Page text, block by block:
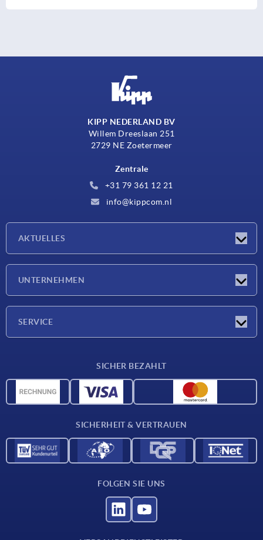
KIPP NEDERLAND BV
Willem Dreeslaan 251
2729 NE Zoetermeer
Zentrale
+31 79 361 12 21
info@kippcom.nl
AKTUELLES
UNTERNEHMEN
SERVICE
CAD-Daten
SICHER BEZAHLT
SICHERHEIT & VERTRAUEN
FOLGEN SIE UNS